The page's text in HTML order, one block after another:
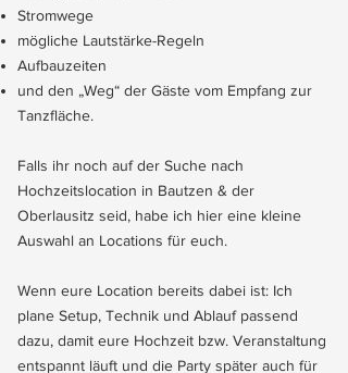
Stromwege
mögliche Lautstärke-Regeln
Aufbauzeiten
und den „Weg“ der Gäste vom Empfang zur
Tanzfläche.
Falls ihr noch auf der Suche nach
Hochzeitslocation in Bautzen & der
Oberlausitz seid, habe ich hier eine kleine
Auswahl an Locations für euch.
Wenn eure Location bereits dabei ist: Ich
plane Setup, Technik und Ablauf passend
dazu, damit eure Hochzeit bzw. Veranstaltung
entspannt läuft und die Party später auch für